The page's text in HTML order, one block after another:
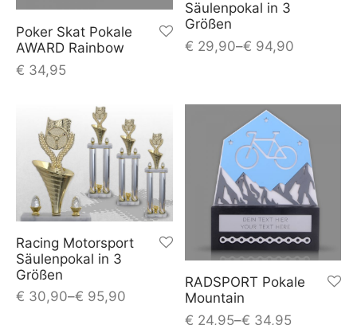
Poker Skat Pokale
AWARD Rainbow
€ 34,95
Säulenpokal in 3
Größen
€ 29,90–€ 94,90
Racing Motorsport
Säulenpokal in 3
Größen
€ 30,90–€ 95,90
RADSPORT Pokale
Mountain
€ 24,95–€ 34,95